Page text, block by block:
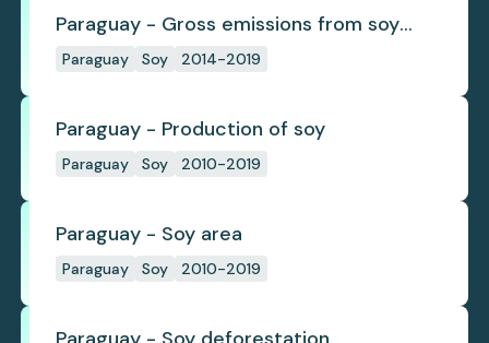
Paraguay - Gross emissions from soy
deforestation per tonne
Paraguay Soy 2014-2019
Paraguay - Production of soy
Paraguay Soy 2010-2019
Paraguay - Soy area
Paraguay Soy 2010-2019